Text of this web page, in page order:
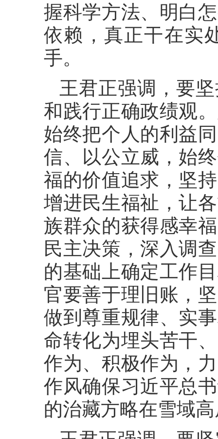
握科学方法、明白
依赖，真正干在实
手。
王君正强调，要
和践行正确政绩观
始终把个人的利益
信、以公立威，始
福的价值追求，坚
增进民生福祉，让
族群众的获得感幸
民主决策，深入调
的基础上确定工作
官要善于理旧账，
做到尊重规律、实
命转化为埋头苦干
作为、积极作为，
作风确保习近平总
的治藏方略在雪域